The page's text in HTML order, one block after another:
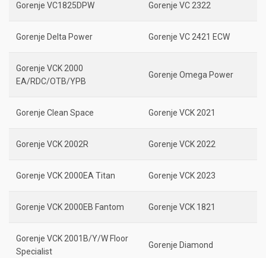
Gorenje VC1825DPW Gorenje VC 2322
Gorenje Delta Power Gorenje VC 2421 ECW
Gorenje VCK 2000
EA/RDC/OTB/YPB
Gorenje Omega Power
Gorenje Clean Space Gorenje VCK 2021
Gorenje VCK 2002R Gorenje VCK 2022
Gorenje VCK 2000EA Titan Gorenje VCK 2023
Gorenje VCK 2000EB Fantom Gorenje VCK 1821
Gorenje VCK 2001B/Y/W Floor
Specialist
Gorenje Diamond